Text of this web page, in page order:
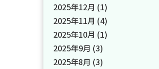
2025年12月 (1)
2025年11月 (4)
2025年10月 (1)
2025年9月 (3)
2025年8月 (3)